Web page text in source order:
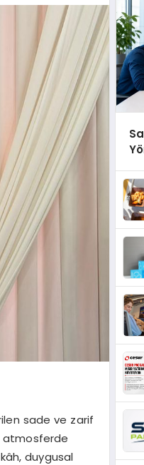
sade ve zarif
atmosferde
duygusal